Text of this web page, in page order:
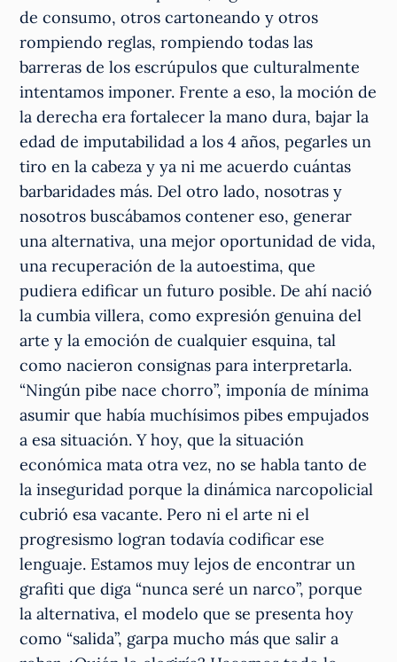
de consumo, otros cartoneando y otros
rompiendo reglas, rompiendo todas las
barreras de los escrúpulos que culturalmente
intentamos imponer. Frente a eso, la moción de
la derecha era fortalecer la mano dura, bajar la
edad de imputabilidad a los 4 años, pegarles un
tiro en la cabeza y ya ni me acuerdo cuántas
barbaridades más. Del otro lado, nosotras y
nosotros buscábamos contener eso, generar
una alternativa, una mejor oportunidad de vida,
una recuperación de la autoestima, que
pudiera edificar un futuro posible. De ahí nació
la cumbia villera, como expresión genuina del
arte y la emoción de cualquier esquina, tal
como nacieron consignas para interpretarla.
“Ningún pibe nace chorro”, imponía de mínima
asumir que había muchísimos pibes empujados
a esa situación. Y hoy, que la situación
económica mata otra vez, no se habla tanto de
la inseguridad porque la dinámica narcopolicial
cubrió esa vacante. Pero ni el arte ni el
progresismo logran todavía codificar ese
lenguaje. Estamos muy lejos de encontrar un
grafiti que diga “nunca seré un narco”, porque
la alternativa, el modelo que se presenta hoy
como “salida”, garpa mucho más que salir a